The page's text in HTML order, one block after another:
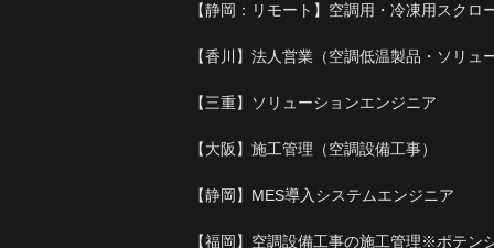
【静岡：リモート】空調用・冷凍用スクロ
【香川】法人営業（空調低温製品・ソリュ
【三重】ソリューションエンジニア
【大阪】施工管理（空調設備工事）
【静岡】MES導入システムエンジニア
【福岡】空調設備工事の施工管理※ポテン